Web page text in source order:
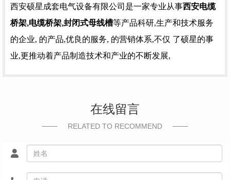
西安硕星成套电气设备有限公司是一家专业从事西安电缆
桥架,电缆桥架,封闭式母线槽等产品科研,生产和技术服务
的企业, 的产品,优良的服务, 的营销体系,不仅 了硕星的事
业,更推动着产品制造技术和产业的不断发展,
在线留言
RELATED TO RECOMMEND